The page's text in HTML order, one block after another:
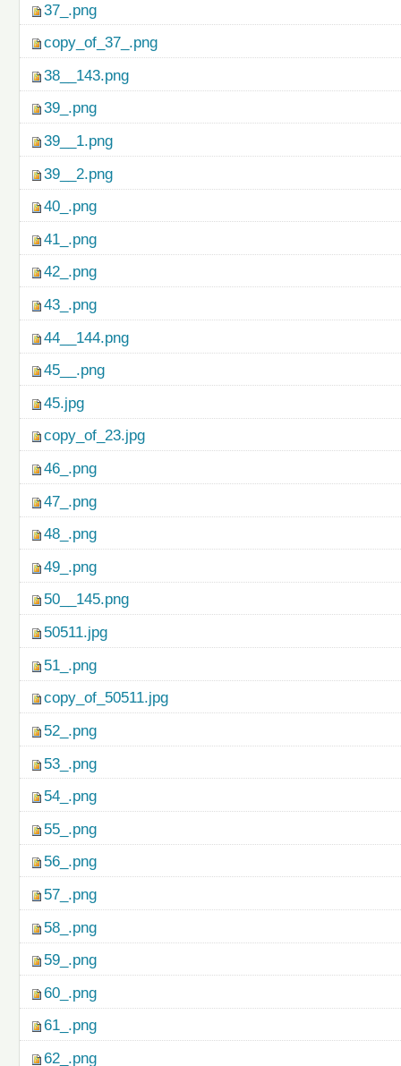
37_.png
copy_of_37_.png
38__143.png
39_.png
39__1.png
39__2.png
40_.png
41_.png
42_.png
43_.png
44__144.png
45__.png
45.jpg
copy_of_23.jpg
46_.png
47_.png
48_.png
49_.png
50__145.png
50511.jpg
51_.png
copy_of_50511.jpg
52_.png
53_.png
54_.png
55_.png
56_.png
57_.png
58_.png
59_.png
60_.png
61_.png
62_.png